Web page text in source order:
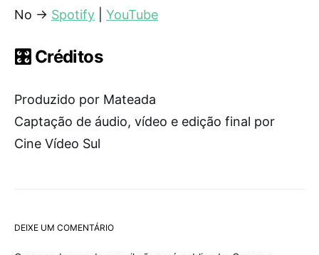
No → Spotify YouTube
🎛️ Créditos
Produzido por Mateada
Captação de áudio, vídeo e edição final por
Cine Vídeo Sul
DEIXE UM COMENTÁRIO